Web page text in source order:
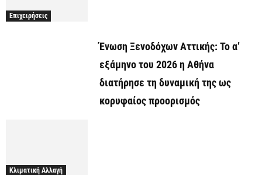
Επιχειρήσεις
Ένωση Ξενοδόχων Αττικής: Το α’
εξάμηνο του 2026 η Αθήνα
διατήρησε τη δυναμική της ως
κορυφαίος προορισμός
Κλιματική Αλλαγή